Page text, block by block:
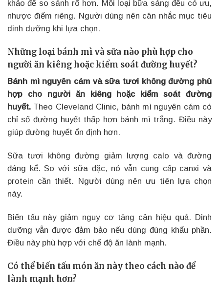
khảo để so sánh rõ hơn. Mỗi loại bữa sáng đều có ưu,
nhược điểm riêng. Người dùng nên cân nhắc mục tiêu
dinh dưỡng khi lựa chọn.
Những loại bánh mì và sữa nào phù hợp cho
người ăn kiêng hoặc kiểm soát đường huyết?
Bánh mì nguyên cám và sữa tươi không đường phù
hợp cho người ăn kiêng hoặc kiểm soát đường
huyết. Theo Cleveland Clinic, bánh mì nguyên cám có
chỉ số đường huyết thấp hơn bánh mì trắng. Điều này
giúp đường huyết ổn định hơn.
Sữa tươi không đường giảm lượng calo và đường
đáng kể. So với sữa đặc, nó vẫn cung cấp canxi và
protein cần thiết. Người dùng nên ưu tiên lựa chọn
này.
Biến tấu này giảm nguy cơ tăng cân hiệu quả. Dinh
dưỡng vẫn được đảm bảo nếu dùng đúng khẩu phần.
Điều này phù hợp với chế độ ăn lành mạnh.
Có thể biến tấu món ăn này theo cách nào để
lành mạnh hơn?